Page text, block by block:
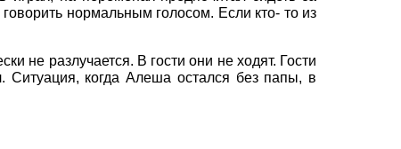
нормальным голосом. Если кто- то из
не разлучается. В гости они не ходят. Гости
когда Алеша остался без папы, в